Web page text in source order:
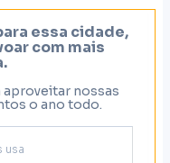
essa cidade,
com mais
aproveitar nossas
o ano todo.